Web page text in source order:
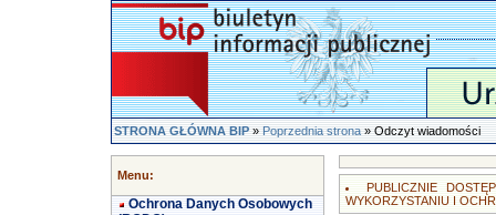
STRONA GŁÓWNA BIP»Poprzednia strona» Odczyt wiadomości
Menu:
Ochrona Danych Osobowych
PUBLICZNIE
WYKORZYSTANIU I